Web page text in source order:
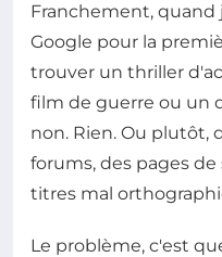
Franchement, quand
Google pour la
trouver un thriller
film de guerre ou un
non. Rien. Ou plutôt,
forums, des pages
titres mal
Le problème, c'est